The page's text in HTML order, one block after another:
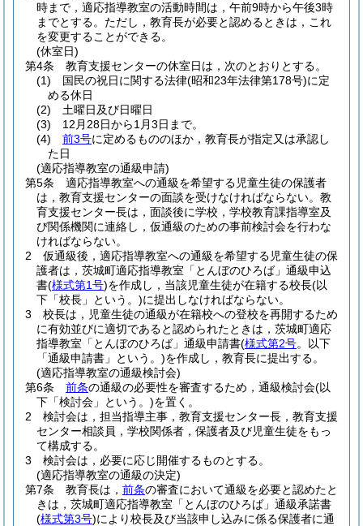
時まで，適応指導教室の活動時間は，午前9時から午後3時
までとする。 ただし，教育長が必要と認めるときは，これ
を変更することができる。
(休室日)
第4条
教育支援センターの休室日は，次のとおりとする。
(1)
国民の祝日に関する法律(昭和23年法律第178号)に定
める休日
(2)
土曜日及び日曜日
(3)
12月28日から1月3日まで。
(4)
前3号に定めるもののほか，教育長が指定又は承認し
た日
(適応指導教室の通級申請)
第5条
適応指導教室への通級を希望する児童生徒の保護者
は，教育支援センターの面談を受けなければならない。 教
育支援センター長は，面談後に学校，学校教育課指導室及
び関係機関に連絡し，仮通級のための事前検討会を行わな
ければならない。
2
仮通級後，適応指導教室への通級を希望する児童生徒の保
護者は，茨城町適応指導教室「とんぼのひろば」通級申込
書(様式第1号)を作成し，当該児童生徒が在籍する校長(以
下「校長」という。)に提出しなければならない。
3
校長は，児童生徒の通級が在籍校への登校を再開するため
に有効並びに適切であると認められたときは，茨城町適応
指導教室「とんぼのひろば」通級申請書(様式第2号。以下
「通級申請書」という。)を作成し，教育長に提出する。
(適応指導教室の通級検討会)
第6条
前条の通級の必要性を審査するため，通級検討会(以
下「検討会」という。)を置く。
2
検討会は，担当指導主事，教育支援センター長，教育支援
センター相談員，学校関係者，保護者及び児童生徒をもっ
て構成する。
3
検討会は，必要に応じ開催するものとする。
(適応指導教室の通級の決定)
第7条
教育長は， 前条の審査において通級を必要と認めたと
きは，茨城町適応指導教室「とんぼのひろば」通級承諾書
(様式第3号)により校長及び当該申し込みに係る保護者に通